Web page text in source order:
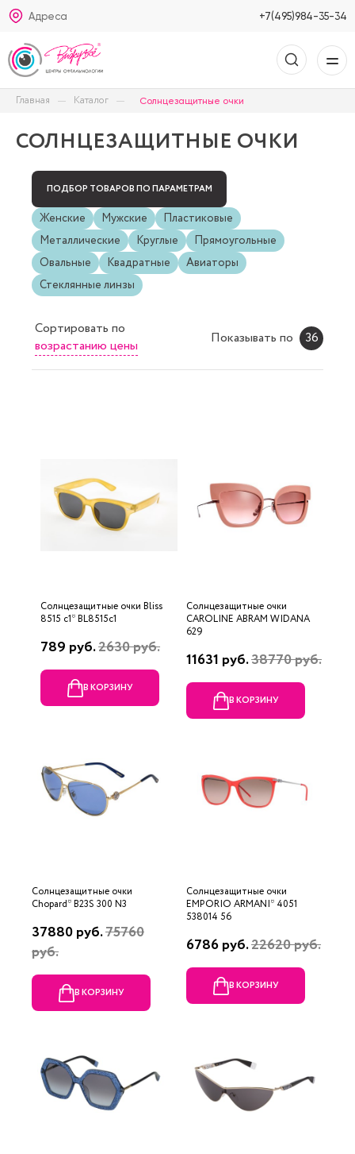
Адреса +7(495)984-35-34
Главная Каталог Солнцезащитные очки
СОЛНЦЕЗАЩИТНЫЕ ОЧКИ
ПОДБОР ТОВАРОВ ПО ПАРАМЕТРАМ
Женские Мужские
Пластиковые
Металлические
Круглые
Прямоугольные
Овальные
Квадратные
Авиаторы
Стеклянные линзы
Сортировать по
возрастанию цены
Показывать по 36
Солнцезащитные очки Bliss
8515 c1* BL8515c1
789 руб.2630 руб.
В КОРЗИНУ
Солнцезащитные очки
CAROLINE ABRAM WIDANA
629
11631 руб.38770 руб.
В КОРЗИНУ
Солнцезащитные очки
Chopard* B23S 300 N3
37880 руб.75760
руб.
В КОРЗИНУ
Солнцезащитные очки
EMPORIO ARMANI* 4051
538014 56
6786 руб.22620 руб.
В КОРЗИНУ